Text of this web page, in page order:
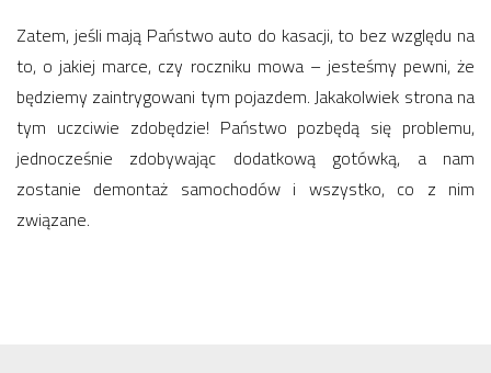
Zatem, jeśli mają Państwo auto do kasacji, to bez względu na
to, o jakiej marce, czy roczniku mowa – jesteśmy pewni, że
będziemy zaintrygowani tym pojazdem. Jakakolwiek strona na
tym uczciwie zdobędzie! Państwo pozbędą się problemu,
jednocześnie zdobywając dodatkową gotówką, a nam
zostanie demontaż samochodów i wszystko, co z nim
związane.